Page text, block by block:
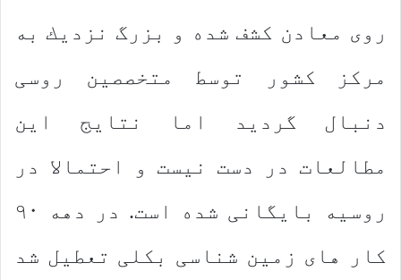
روی معادن كشف شده و بزرگ نزدیك به
مركز كشور توسط متخصصین روسی
دنبال گردید اما نتایج این
مطالعات در دست نیست و احتمالا در
روسیه بایگانی شده است. در دهه ۹۰
كار های زمین شناسی بكلی تعطیل شد